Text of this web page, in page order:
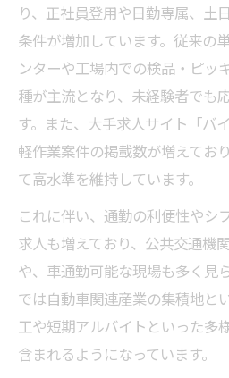
り、正社員登用や日勤専属、土
条件が増加しています。従来の
ンターや工場内での検品・ピッ
種が主流となり、未経験者でも
す。また、大手求人サイト「バ
軽作業案件の掲載数が増えてお
て高水準を維持しています。
これに伴い、通勤の利便性やシ
求人も増えており、公共交通機
や、車通勤可能な現場も多く見
では自動車関連産業の集積地と
工や短期アルバイトといった多
含まれるようになっています。